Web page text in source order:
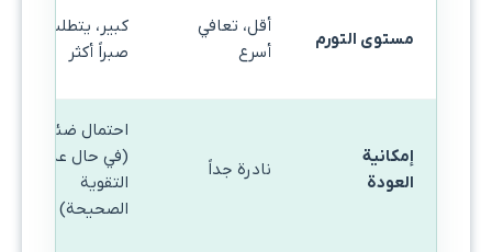
مستوى التورم
أقل، تعافي
أسرع
كبير، يتطلب
صبراً أكثر
إمكانية
العودة
نادرة جداً
احتمال ضئيل
(في حال عدم
التقوية
الصحيحة)